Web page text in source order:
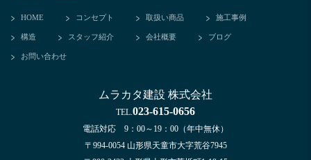
HOME コンセプト 取扱い商品 施工事例
構造 スタッフ紹介 会社概要 ブログ
お問い合わせ
ムラカタ建設 株式会社
TEL.023-615-0656
電話対応 9：00～19：00（年中無休）
〒994-0054 山形県天童市大字荒谷7945